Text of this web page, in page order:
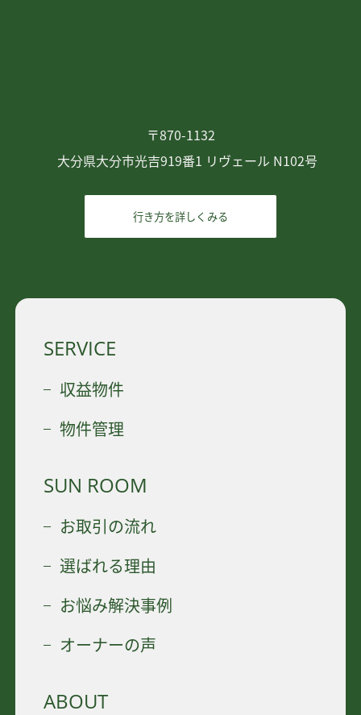
〒870-1132
大分県大分市光吉919番1 リヴェール N102号
行き方を詳しくみる
SERVICE
収益物件
物件管理
SUN ROOM
お取引の流れ
選ばれる理由
お悩み解決事例
オーナーの声
ABOUT